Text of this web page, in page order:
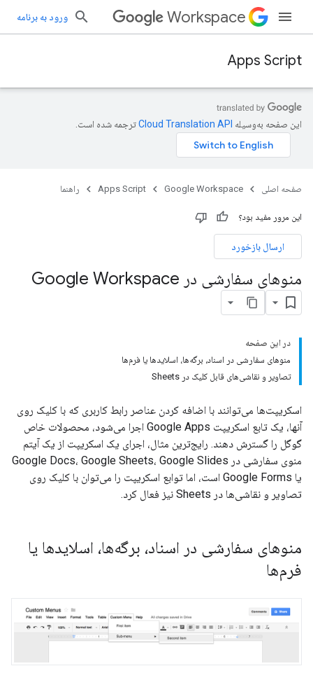
Workspace ورود به برنامه
Apps Script
این صفحه به‌وسیله ترجمه شده است.
صفحه اصلی Google Workspace
Apps Script راهنما
این مرور مفید بود؟
ارسال بازخورد
منوهای سفارشی در Google Workspace
در این صفحه
منوهای سفارشی در اسناد، برگه‌ها، اسلایدها یا فرم‌ها
تصاویر و نقاشی‌های قابل کلیک در Sheets
اسکریپت‌ها می‌توانند با اضافه کردن عناصر رابط کاربری که با کلیک روی
آنها، یک تابع اسکریپت Google Apps اجرا می‌شود، محصولات خاص
گوگل را گسترش دهند. رایج‌ترین مثال، اجرای یک اسکریپت از یک آیتم
منوی سفارشی در Google Docs، Google Sheets، Google Slides
یا Google Forms است، اما توابع اسکریپت را می‌توان با کلیک روی
تصاویر و نقاشی‌ها در Sheets نیز فعال کرد.
منوهای سفارشی در اسناد، برگه‌ها، اسلایدها یا
فرم‌ها